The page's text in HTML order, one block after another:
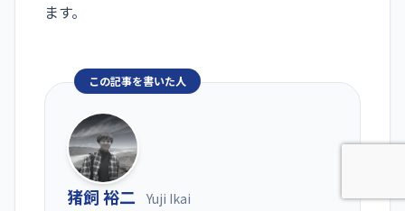
ます。
この記事を書いた人
猪飼 裕二 Yuji Ikai